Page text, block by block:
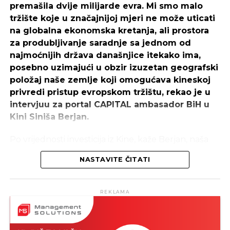
REKLAMA
Izvor: Possector.hr
Kako uživati u životu ako imate male prihode
poslovanju?
aktivnostima pristupite sa strašću. Kada se osjećate
motivirani, započinjete dan s pozitivnim stavom i
željni ste da radite na svom poslu.
Postoje dvije glavne vrste motivacije:
REKLAMA
ekstrinzična
unutrašnja
Ekstrinzična motivacija
Ekstrinzična motivacija je kada učestvujemo u
premašila dvije milijarde evra. Mi smo malo
tržište koje u značajnijoj mjeri ne može uticati
na globalna ekonomska kretanja, ali prostora
za produbljivanje saradnje sa jednom od
najmoćnijih država današnjice itekako ima,
posebno uzimajući u obzir izuzetan geografski
položaj naše zemlje koji omogućava kineskoj
privredi pristup evropskom tržištu, rekao je u
intervjuu za portal CAPITAL ambasador BiH u
Kini Siniša Berjan.
zemlja je na četvrtom mjestu u Centralnoj i
Istočnoj Evropi, odmah poslije Srbije, Mađarske i
Rumunije.
BERJAN
: Kineski investitori iskazuju značajan
interes za nekoliko ključnih sektora u BiH,
prepoznajući izuzetne mogućnosti za razvoj i
NASTAVITE ČITATI
REKLAMA